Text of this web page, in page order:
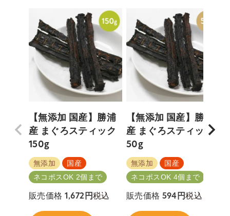
【無添加 国産】勝浦
産 まぐろスティック
150g
無添加
国産
ネコポスOK 2個まで
販売価格 1,672 税込
【無添加 国産】勝浦
産 まぐろスティック
50g
無添加
国産
ネコポスOK 4個まで
販売価格 594 税込